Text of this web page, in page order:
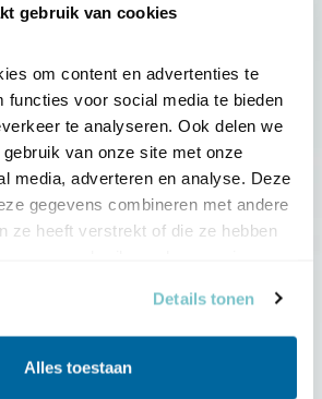
gebruik van cookies
om content en advertenties te
functies voor social media te bieden
te analyseren. Ook delen we
van onze site met onze
media, adverteren en analyse. Deze
gegevens combineren met andere
ze heeft verstrekt of die ze hebben
Details tonen
Alles toestaan